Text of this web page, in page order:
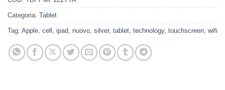
Categoria: Tablet
Tag: Apple cell ipad nuovo silver, tablet technology, touchscreen wifi